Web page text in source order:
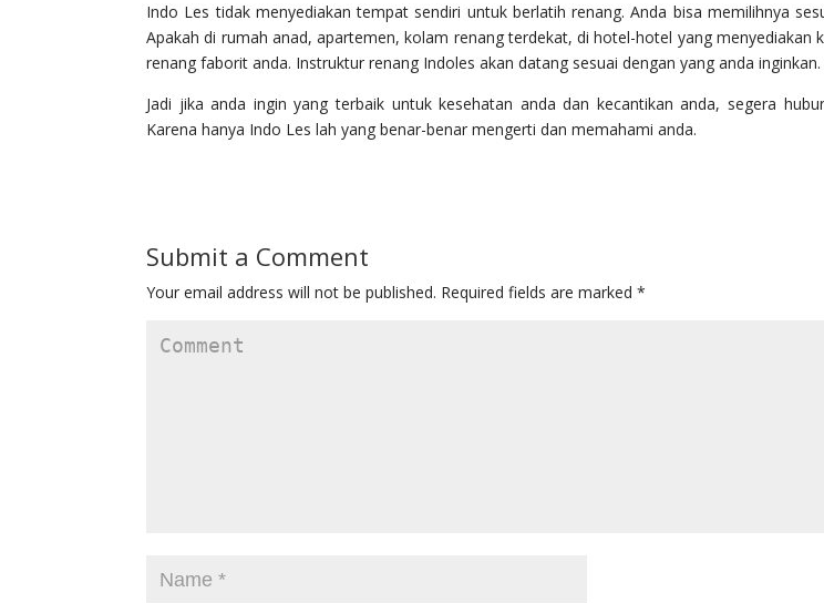
Indo Les tidak menyediakan tempat sendiri untuk berlatih renang. Anda bisa memilihnya
Apakah di rumah anad, apartemen, kolam renang terdekat, di hotel-hotel yang menyediakan
renang faborit anda. Instruktur renang Indoles akan datang sesuai dengan yang anda inginkan.
Jadi jika anda ingin yang terbaik untuk kesehatan anda dan kecantikan anda, segera
Karena hanya Indo Les lah yang benar-benar mengerti dan memahami anda.
Submit a Comment
Your email address will not be published. Required fields are marked *